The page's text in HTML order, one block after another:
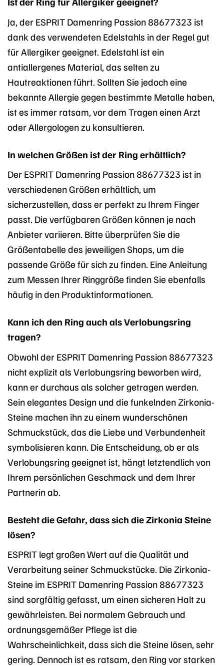
Ja, der ESPRIT Damenring Passion 88677323 ist
dank des verwendeten Edelstahls in der Regel gut
für Allergiker geeignet. Edelstahl ist ein
antiallergenes Material, das selten zu
Hautreaktionen führt. Sollten Sie jedoch eine
bekannte Allergie gegen bestimmte Metalle haben,
ist es immer ratsam, vor dem Tragen einen Arzt
oder Allergologen zu konsultieren.
In welchen Größen ist der Ring erhältlich?
Der ESPRIT Damenring Passion 88677323 ist in
verschiedenen Größen erhältlich, um
sicherzustellen, dass er perfekt zu Ihrem Finger
passt. Die verfügbaren Größen können je nach
Anbieter variieren. Bitte überprüfen Sie die
Größentabelle des jeweiligen Shops, um die
passende Größe für sich zu finden. Eine Anleitung
zum Messen Ihrer Ringgröße finden Sie ebenfalls
häufig in den Produktinformationen.
Kann ich den Ring auch als Verlobungsring
tragen?
Obwohl der ESPRIT Damenring Passion 88677323
nicht explizit als Verlobungsring beworben wird,
kann er durchaus als solcher getragen werden.
Sein elegantes Design und die funkelnden Zirkonia-
Steine machen ihn zu einem wunderschönen
Schmuckstück, das die Liebe und Verbundenheit
symbolisieren kann. Die Entscheidung, ob er als
Verlobungsring geeignet ist, hängt letztendlich von
Ihrem persönlichen Geschmack und dem Ihrer
Partnerin ab.
Besteht die Gefahr, dass sich die Zirkonia Steine
lösen?
ESPRIT legt großen Wert auf die Qualität und
Verarbeitung seiner Schmuckstücke. Die Zirkonia-
Steine im ESPRIT Damenring Passion 88677323
sind sorgfältig gefasst, um einen sicheren Halt zu
gewährleisten. Bei normalem Gebrauch und
ordnungsgemäßer Pflege ist die
Wahrscheinlichkeit, dass sich die Steine lösen, sehr
gering. Dennoch ist es ratsam, den Ring vor starken